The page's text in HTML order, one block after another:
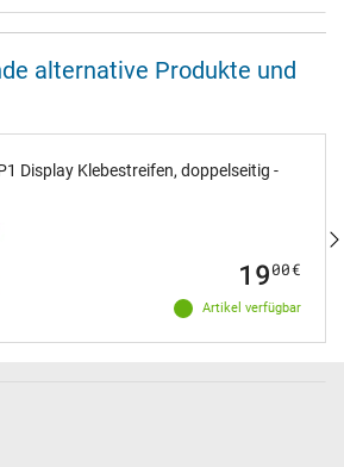
alternative Produkte und
Display Klebestreifen, doppelseitig -
Artikel verfügbar
1900€